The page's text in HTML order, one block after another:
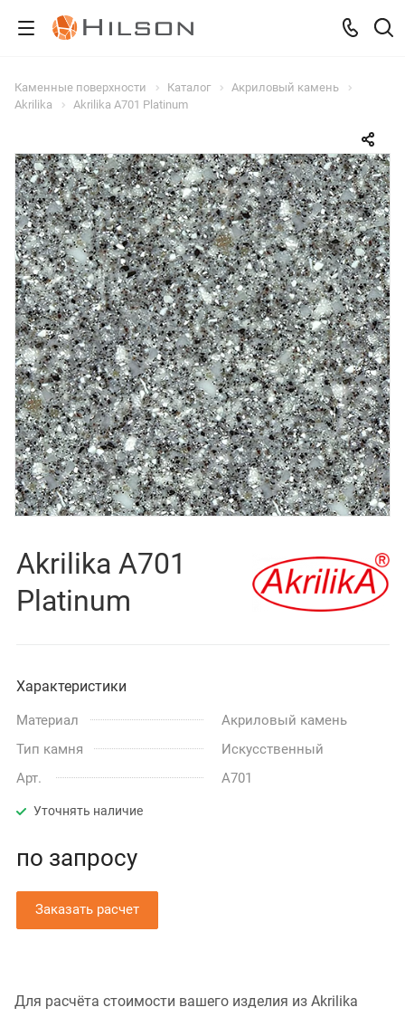
Каменные поверхности Каталог
Акриловый камень
Akrilika
Akrilika A701 Platinum
Akrilika A701
Platinum
Характеристики
Материал
Акриловый камень
Тип камня
Искусственный
Арт.
A701
Уточнять наличие
по запросу
Заказать расчет
Для расчёта стоимости вашего изделия из Akrilika